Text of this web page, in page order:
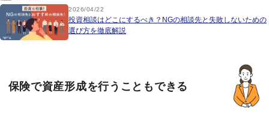
2026/04/22
投資相談はどこにするべき？NGの相談先と失敗しないための
選び方を徹底解説
保険で資産形成を行うこともできる